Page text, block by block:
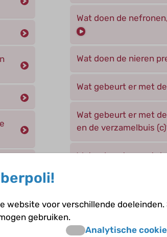
Wat doen de
Wat doen de nieren
Wat gebeurt er met
Wat gebeurt er met
en de verzamelbuis
Wat gebeurt er met
Wat gebeurt er
Wat is de functie van
website voor verschillende
gebruiken.
Analytische